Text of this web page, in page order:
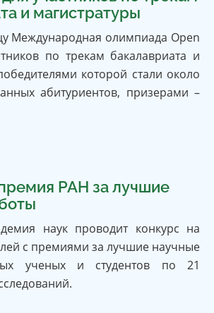
и магистратуры
Международная олимпиада Open
по трекам бакалавриата и
которой стали около
абитуриентов, призерами –
РАН за лучшие
наук проводит конкурс на
с премиями за лучшие научные
ученых и студентов по 21